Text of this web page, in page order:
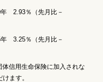
2.93％（先月比－
3.25％（先月比－
信用生命保険に加入されな
ます。